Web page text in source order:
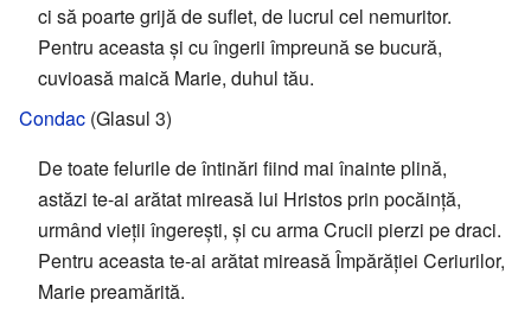
ci să poarte grijă de suflet, de lucrul cel nemuritor.
Pentru aceasta și cu îngerii împreună se bucură,
cuvioasă maică Marie, duhul tău.
Condac (Glasul 3)
De toate felurile de întinări fiind mai înainte plină,
astăzi te-ai arătat mireasă lui Hristos prin pocăință,
urmând vieții îngerești, și cu arma Crucii pierzi pe draci.
Pentru aceasta te-ai arătat mireasă Împărăției Ceriurilor,
Marie preamărită.